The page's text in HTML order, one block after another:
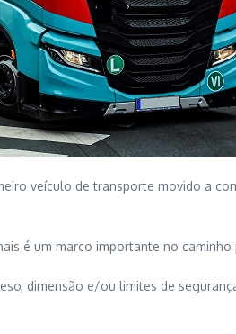
veículo de transporte movido a
é um marco importante no
dimensão e/ou limites de